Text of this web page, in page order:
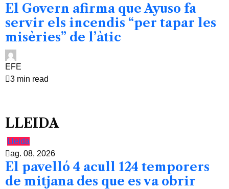
El Govern afirma que Ayuso fa
servir els incendis “per tapar les
misèries” de l’àtic
EFE
3 min read
LLEIDA
Lleida
ag. 08, 2026
El pavelló 4 acull 124 temporers
de mitjana des que es va obrir